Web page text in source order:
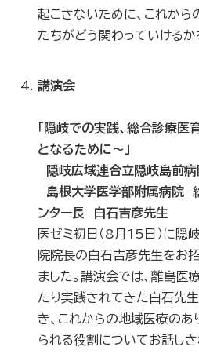
起こさないために、これから
たちがどう関わっていけるか
講演会
「隠岐での実践、総合診療医
となるために～」
隠岐広域連合立隠岐島前
島根大学医学部附属病院
ンター長 白石吉彦先生
医ゼミ初日（8月15日）に隠
院院長の白石吉彦先生をお
ました。講演会では、離島
たり実践されてきた白石先
き、これからの地域医療の
られる役割についてお話しさ